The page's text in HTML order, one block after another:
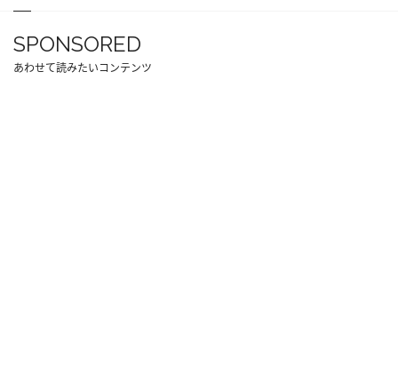
SPONSORED
あわせて読みたいコンテンツ